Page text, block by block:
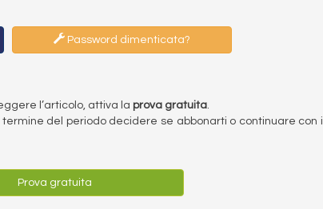
Password dimenticata?
l’articolo, attiva la prova gratuita.
del periodo decidere se abbonarti o continuare con i
Prova gratuita